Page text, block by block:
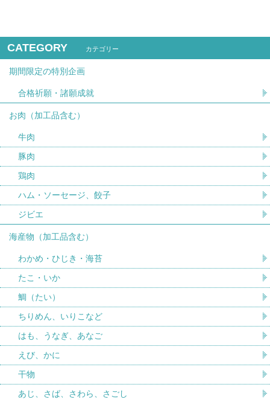
CATEGORY カテゴリー
期間限定の特別企画
合格祈願・諸願成就
お肉（加工品含む）
牛肉
豚肉
鶏肉
ハム・ソーセージ、餃子
ジビエ
海産物（加工品含む）
わかめ・ひじき・海苔
たこ・いか
鯛（たい）
ちりめん、いりこなど
はも、うなぎ、あなご
えび、かに
干物
あじ、さば、さわら、さごし